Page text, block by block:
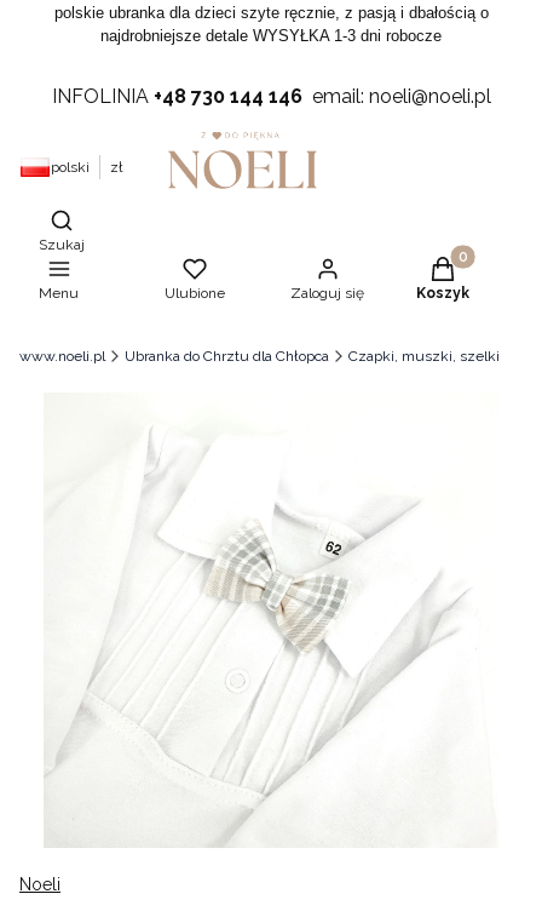
polskie ubranka dla dzieci szyte ręcznie, z pasją i dbałością o
najdrobniejsze detale WYSYŁKA 1-3 dni robocze
INFOLINIA +48 730 144 146 email: noeli@noeli.pl
polski zł
Otwórz wyszukiwarkę
Szukaj
Menu Ulubione Zaloguj się
Produkty w
Koszyk
www.noeli.pl Ubranka do Chrztu dla Chłopca Czapki, muszki, szelki
Noeli